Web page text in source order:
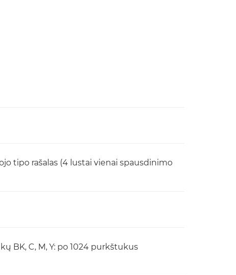
tipo rašalas (4 lustai vienai spausdinimo
BK, C, M, Y: po 1024 purkštukus